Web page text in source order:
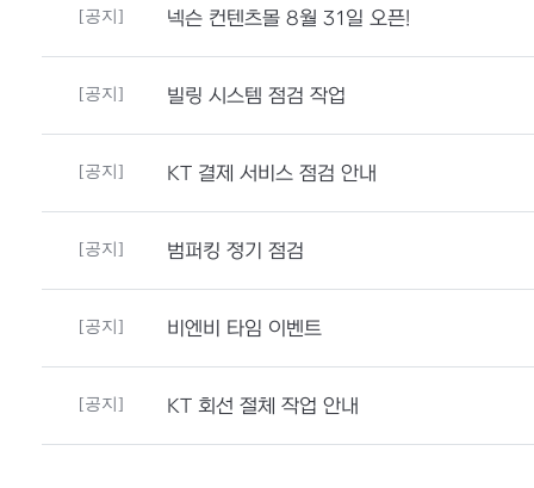
[공지] 넥슨 컨텐츠몰 8월 31일 오픈!
[공지] 빌링 시스템 점검 작업
[공지] KT 결제 서비스 점검 안내
[공지] 범퍼킹 정기 점검
[공지] 비엔비 타임 이벤트
[공지] KT 회선 절체 작업 안내